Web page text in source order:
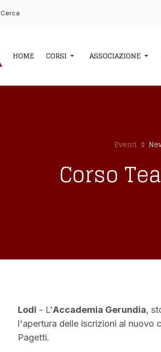
Cerca
HOME CORSI ASSOCIAZIONE
Eventi
Corso
Lodi - L'Accademia Gerundia,
l'apertura delle iscrizioni al nuovo
Pagetti.